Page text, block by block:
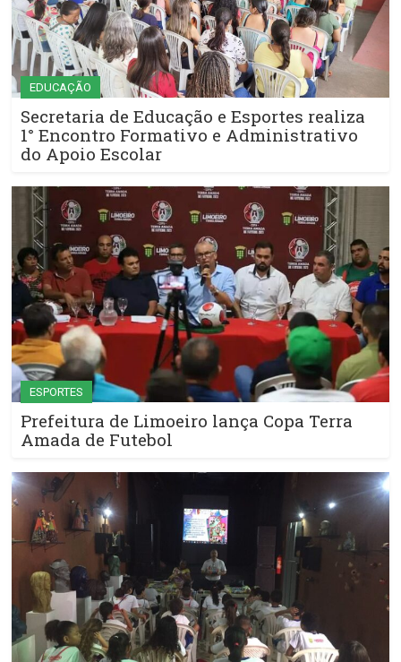
EDUCAÇÃO
Secretaria de Educação e Esportes realiza
1° Encontro Formativo e Administrativo
do Apoio Escolar
ESPORTES
Prefeitura de Limoeiro lança Copa Terra
Amada de Futebol